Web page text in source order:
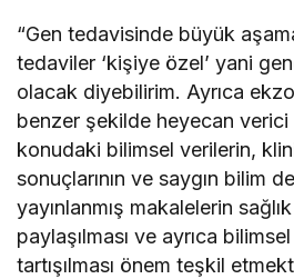
“Gen tedavisinde büyük
tedaviler ‘kişiye özel’ yani
olacak diyebilirim. Ayrıca
benzer şekilde heyecan verici
konudaki bilimsel verilerin,
sonuçlarının ve saygın bilim
yayınlanmış makalelerin
paylaşılması ve ayrıca
tartışılması önem teşkil